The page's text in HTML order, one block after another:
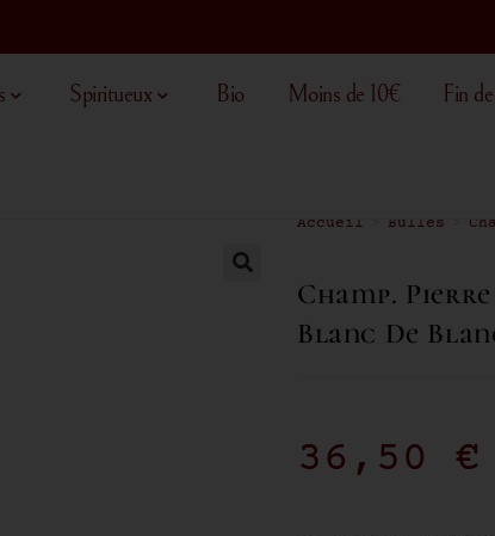
Spiritueux Bio Moins de 10€ Fin
Accueil Bulles
Champ.
Blanc De
36,50 €